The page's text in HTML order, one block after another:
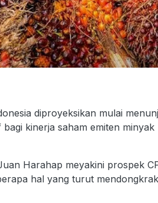
diproyeksikan mulai
kinerja saham emiten minyak
Harahap meyakini prospek
hal yang turut